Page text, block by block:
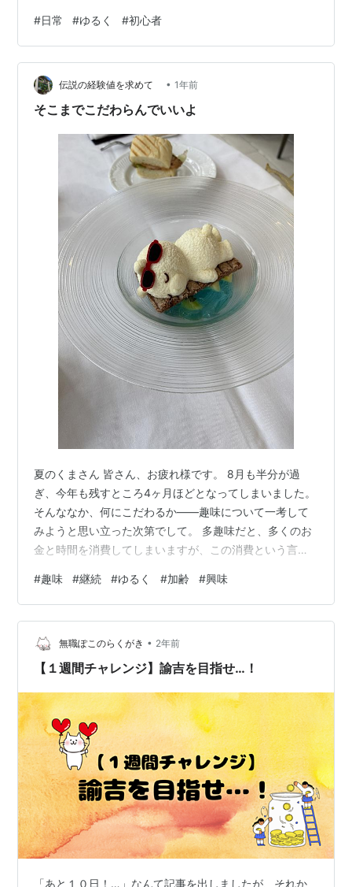
りするくらいスムーズ。 オハナを検索して、空き確認し
て、気づいたら予約完了。 ここだけ迷いゼロ。 そして当
日。 ちょっと緊張しつつ、でもワクワクのほうが大き
い。 （楽しみだなぁ、どうなるんだろ） ベッドに横にな
って、施術スタート。 最初はドキドキしてたのに―― 気
#日常 #ゆるく #初心者
伝説の経験値を求めて • 1年前
そこまでこだわらんでいいよ
夏のくまさん 皆さん、お疲れ様です。 8月も半分が過
ぎ、今年も残すところ4ヶ月ほどとなってしまいました。
そんななか、何にこだわるか——趣味について一考して
みようと思い立った次第でして。 多趣味だと、多くのお
金と時間を消費してしまいますが、この消費という言葉
趣味は義務ではありません。 無趣味でも結構なこと。 た
だ自分の好きなことや興味のあることに時間とお金を費
やす覚悟があるのか？ そもそも覚悟がなくても気軽に始
められるのが趣味のいいところだとも思います。 昔の記
事でも書いていたのですが、趣味に義務感が生じては本
#趣味 #継続 #ゆるく #加齢 #興味
無職ぽこのらくがき • 2年前
【１週間チャレンジ】諭吉を目指せ…！
「あと１０日！…」なんて記事を出しましたが、それか